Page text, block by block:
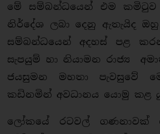
මේ සම්බන්ධයෙන් එම
නිර්දේශ ලබා දෙනු ඇතැයිද
සම්බන්ධයෙන් අදහස් පළ
සැපයුම් හා නියාමන රාජ්‍ය
ජයසුමන මහතා පැවසුවේ
කඩිනමින් අවධානය යොමු කළ
ලෝකයේ රටවල් ගණනාවක්